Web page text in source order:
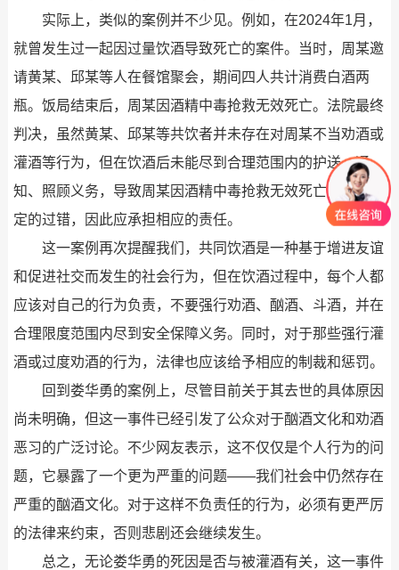
实际上，类似的案例并不少见。例如，在2024年1月，
就曾发生过一起因过量饮酒导致死亡的案件。当时，周某邀
请黄某、邱某等人在餐馆聚会，期间四人共计消费白酒两
瓶。饭局结束后，周某因酒精中毒抢救无效死亡。法院最终
判决，虽然黄某、邱某等共饮者并未存在对周某不当劝酒或
灌酒等行为，但在饮酒后未能尽到合理范围内的护送、通
知、照顾义务，导致周某因酒精中毒抢救无效死亡，存在一
定的过错，因此应承担相应的责任。
这一案例再次提醒我们，共同饮酒是一种基于增进友谊
和促进社交而发生的社会行为，但在饮酒过程中，每个人都
应该对自己的行为负责，不要强行劝酒、酗酒、斗酒，并在
合理限度范围内尽到安全保障义务。同时，对于那些强行灌
酒或过度劝酒的行为，法律也应该给予相应的制裁和惩罚。
回到娄华勇的案例上，尽管目前关于其去世的具体原因
尚未明确，但这一事件已经引发了公众对于酗酒文化和劝酒
恶习的广泛讨论。不少网友表示，这不仅仅是个人行为的问
题，它暴露了一个更为严重的问题——我们社会中仍然存在
严重的酗酒文化。对于这样不负责任的行为，必须有更严厉
的法律来约束，否则悲剧还会继续发生。
总之，无论娄华勇的死因是否与被灌酒有关，这一事件